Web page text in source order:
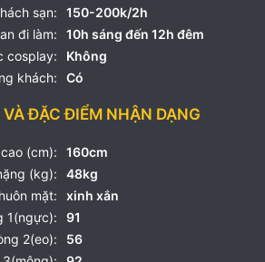
sạn:
150-200k/2h
đi làm:
10h sáng đến 12h đêm
cosplay:
Không
khách:
Có
ĐẶC ĐIỂM NHẬN DẠNG
(cm):
160cm
(kg):
48kg
mặt:
xinh xắn
1(ngực):
91
2(eo):
56